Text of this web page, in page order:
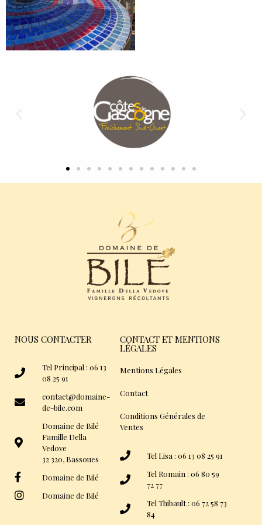
NOUS CONTACTER
Tel Principal : 06 13
08 25 91
contact@domaine-
de-bile.com
Domaine de Bilé
Famille Della
Vedove
32 320, Bassoues
Domaine de Bilé
Domaine de Bilé
CONTACT ET MENTIONS
LÉGALES
Mentions Légales
Contact
Conditions Générales de
Ventes
Tel Lisa : 06 13 08 25 91
Tel Romain : 06 80 59
72 77
Tel Thibault : 06 72 58 73
84